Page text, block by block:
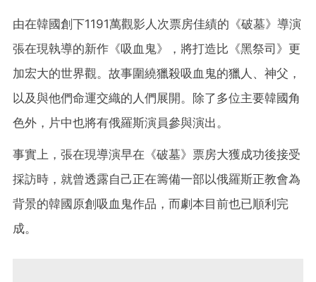
由在韓國創下1191萬觀影人次票房佳績的《破墓》導演
張在現執導的新作《吸血鬼》，將打造比《黑祭司》更
加宏大的世界觀。故事圍繞獵殺吸血鬼的獵人、神父，
以及與他們命運交織的人們展開。除了多位主要韓國角
色外，片中也將有俄羅斯演員參與演出。
事實上，張在現導演早在《破墓》票房大獲成功後接受
採訪時，就曾透露自己正在籌備一部以俄羅斯正教會為
背景的韓國原創吸血鬼作品，而劇本目前也已順利完
成。